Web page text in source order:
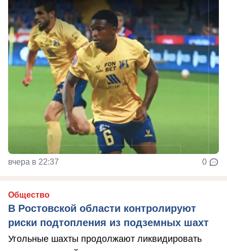
вчера в 22:37 0
Общество
В Ростовской области контролируют
риски подтопления из подземных шахт
Угольные шахты продолжают ликвидировать